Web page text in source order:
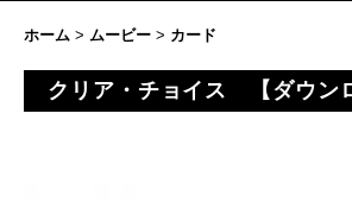
ホーム > ムービー > カード
クリア・チョイス 【ダウン